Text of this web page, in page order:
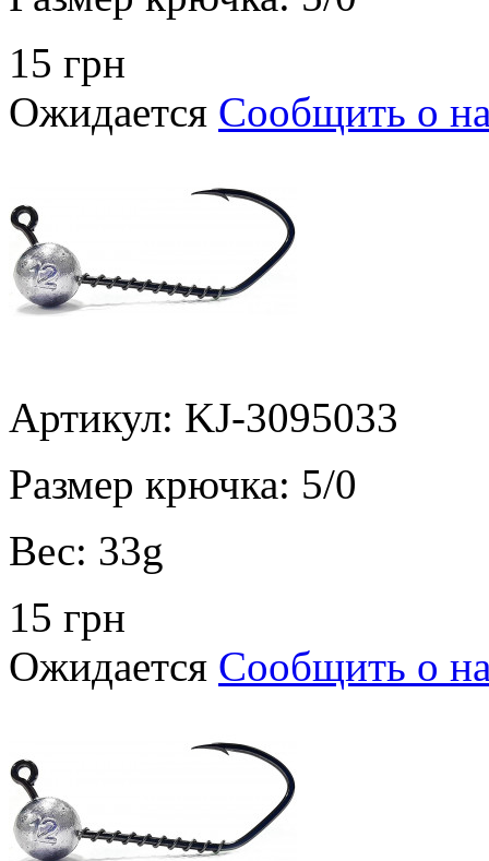
15 грн
Ожидается Сообщить о
Артикул: KJ-3095033
Размер крючка: 5/0
Вес: 33g
15 грн
Ожидается Сообщить о